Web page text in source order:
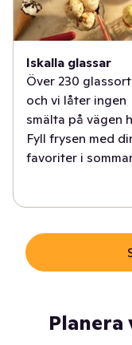
Iskalla glassar
Över 230
och vi låter ingen
smälta på vägen
Fyll frysen med
favoriter i
Planera